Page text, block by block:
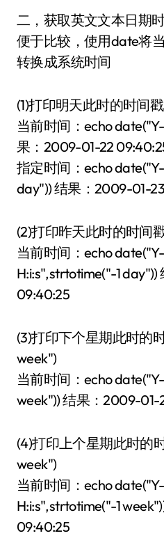
二，获取英文文本日期
便于比较，使用date将
转换成系统时间
(1)打印明天此时的时间
当前时间：echo
果：2009-01-22
指定时间：echo
day")) 结果：2009-01-
(2)打印昨天此时的时间
当前时间：echo
H:i:s",strtotime("-1
09:40:25
(3)打印下个星期此时的
week")
当前时间：echo
week")) 结果：2009-01-
(4)打印上个星期此时的
week")
当前时间：echo
H:i:s",strtotime("-1
09:40:25